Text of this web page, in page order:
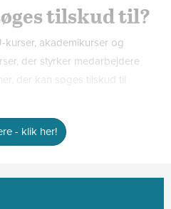
tilskud til?
kurser, akademikurser og
der styrker medarbejdere
der kan søges tilskud til
der ansøges.
- klik her!